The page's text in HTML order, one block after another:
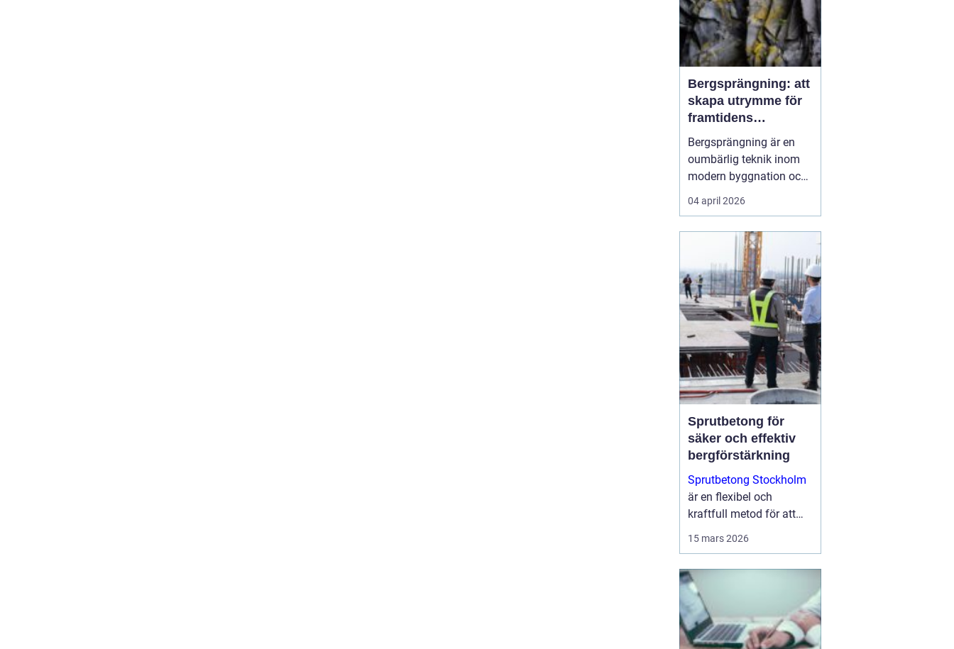
Bergsprängning: att
skapa utrymme för
framtidens
infrastruktur
Bergsprängning är en
oumbärlig teknik inom
modern byggnation och
infrastrukturella
framsteg. När det krävs
berg för att bana väg för
vägar, tunnlar eller
fundament, så...
04 april 2026
Sprutbetong för
säker och effektiv
bergförstärkning
Sprutbetong Stockholm
är en flexibel och
kraftfull metod för att
15 mars 2026